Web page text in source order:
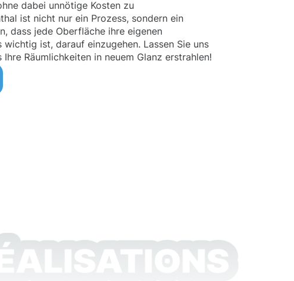
dabei unnötige Kosten zu
ist nicht nur ein Prozess, sondern ein
dass jede Oberfläche ihre eigenen
wichtig ist, darauf einzugehen. Lassen Sie uns
Räumlichkeiten in neuem Glanz erstrahlen!